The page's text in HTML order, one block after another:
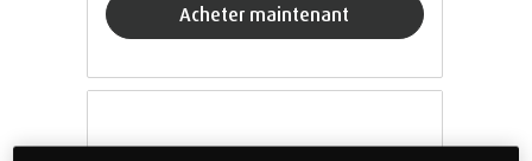
acheter maintenant